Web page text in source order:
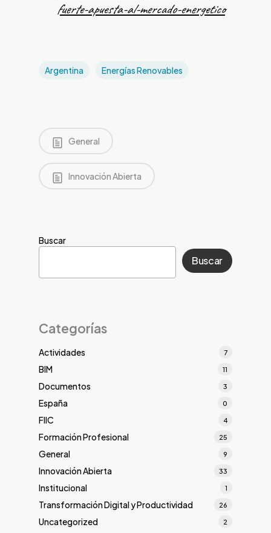
fuerte-apuesta-al-mercado-energetico
Argentina Energías Renovables
General
Innovación Abierta
Buscar
Buscar
Categorías
Actividades 7
BIM 11
Documentos 3
España 0
FIIC 4
Formación Profesional 25
General 9
Innovación Abierta 33
Institucional 1
Transformación Digital y Productividad 26
Uncategorized 2